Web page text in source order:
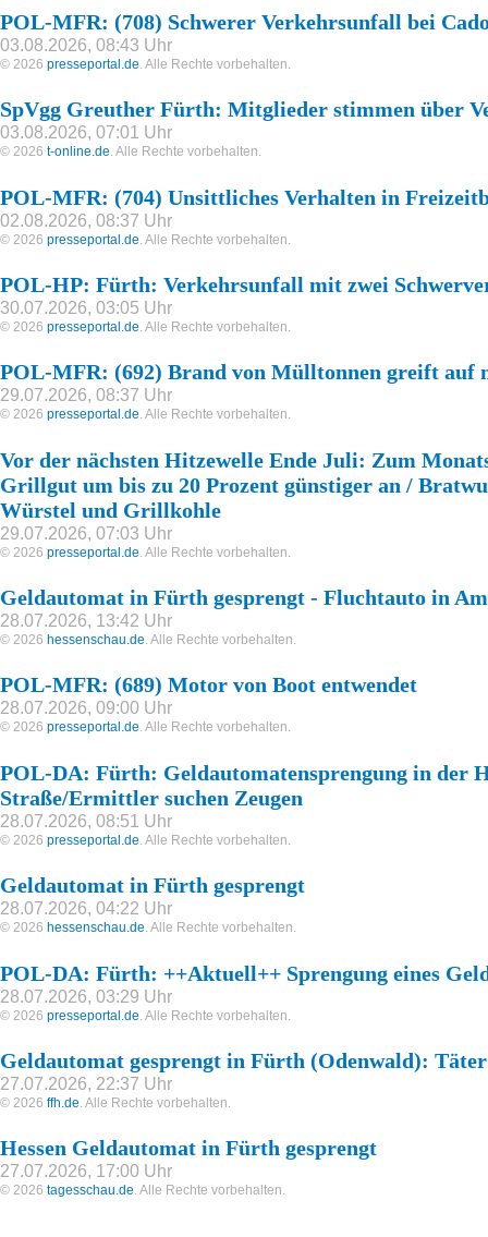
POL-MFR: (708) Schwerer Verkehrsunfall bei
03.08.2026, 08:43 Uhr
© 2026 presseportal.de . Alle Rechte vorbehalten.
SpVgg Greuther Fürth: Mitglieder stimmen über
03.08.2026, 07:01 Uhr
© 2026 t-online.de. Alle Rechte vorbehalten.
POL-MFR: (704) Unsittliches Verhalten in
02.08.2026, 08:37 Uhr
© 2026 presseportal.de . Alle Rechte vorbehalten.
POL-HP: Fürth: Verkehrsunfall mit zwei
30.07.2026, 03:05 Uhr
© 2026 presseportal.de. Alle Rechte vorbehalten.
POL-MFR: (692) Brand von Mülltonnen greift auf
29.07.2026, 08:37 Uhr
© 2026 presseportal.de. Alle Rechte vorbehalten.
Vor der nächsten Hitzewelle Ende Juli: Zum
Grillgut um bis zu 20 Prozent günstiger an /
Würstel und Grillkohle
29.07.2026, 07:03 Uhr
© 2026 presseportal.de . Alle Rechte vorbehalten.
Geldautomat in Fürth gesprengt - Fluchtauto in
28.07.2026, 13:42 Uhr
© 2026 hessenschau.de. Alle Rechte vorbehalten.
POL-MFR: (689) Motor von Boot entwendet
28.07.2026, 09:00 Uhr
© 2026 presseportal.de. Alle Rechte vorbehalten.
POL-DA: Fürth: Geldautomatensprengung in der
Straße/Ermittler suchen Zeugen
28.07.2026, 08:51 Uhr
© 2026 presseportal.de. Alle Rechte vorbehalten.
Geldautomat in Fürth gesprengt
28.07.2026, 04:22 Uhr
© 2026 hessenschau.de. Alle Rechte vorbehalten.
POL-DA: Fürth: ++Aktuell++ Sprengung eines
28.07.2026, 03:29 Uhr
© 2026 presseportal.de . Alle Rechte vorbehalten.
Geldautomat gesprengt in Fürth (Odenwald):
27.07.2026, 22:37 Uhr
© 2026 ffh.de. Alle Rechte vorbehalten.
Hessen Geldautomat in Fürth gesprengt
27.07.2026, 17:00 Uhr
© 2026 tagesschau.de. Alle Rechte vorbehalten.